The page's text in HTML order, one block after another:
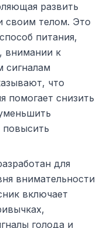
развить
своим телом. Это
питания,
внимании к
сигналам
что
помогает снизить
для
внимательности
включает
голода и